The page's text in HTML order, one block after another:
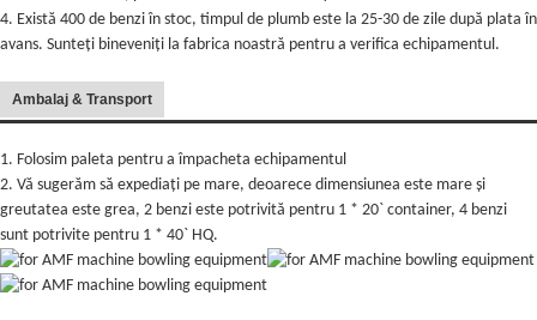
4. Există 400 de benzi în stoc, timpul de plumb este la 25-30 de zile după plata în
avans. Sunteți bineveniți la fabrica noastră pentru a verifica echipamentul.
Ambalaj & Transport
1. Folosim paleta pentru a împacheta echipamentul
2. Vă sugerăm să expediați pe mare, deoarece dimensiunea este mare și
greutatea este grea, 2 benzi este potrivită pentru 1 * 20` container, 4 benzi
sunt potrivite pentru 1 * 40` HQ.